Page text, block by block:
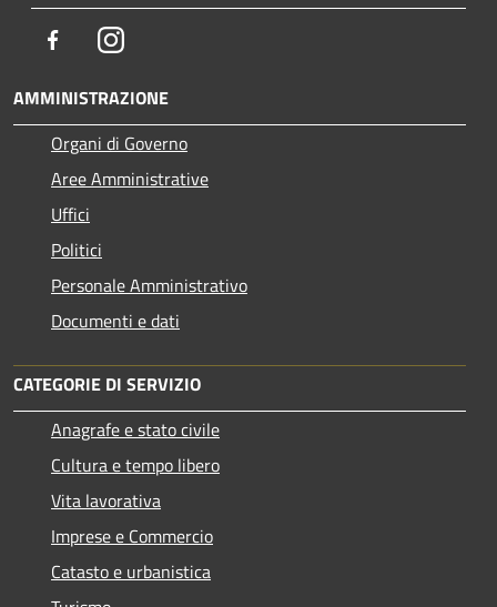
FacebookInstagram
AMMINISTRAZIONE
Organi di Governo
Aree Amministrative
Uffici
Politici
Personale Amministrativo
Documenti e dati
CATEGORIE DI SERVIZIO
Anagrafe e stato civile
Cultura e tempo libero
Vita lavorativa
Imprese e Commercio
Catasto e urbanistica